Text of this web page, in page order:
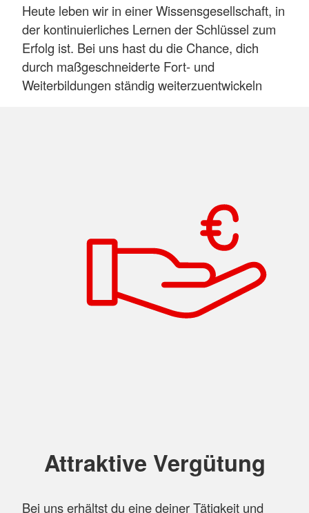
Heute leben wir in einer Wissensgesellschaft, in
der kontinuierliches Lernen der Schlüssel zum
Erfolg ist. Bei uns hast du die Chance, dich
durch maßgeschneiderte Fort- und
Weiterbildungen ständig weiterzuentwickeln
Attraktive Vergütung
Bei uns erhältst du eine deiner Tätigkeit und